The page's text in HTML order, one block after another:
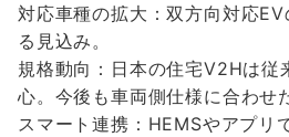
対応車種の拡大：双方向対応
る見込み。
規格動向：日本の住宅V2Hは従
心。今後も車両側仕様に合わせ
スマート連携：HEMSやアプリ